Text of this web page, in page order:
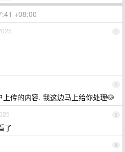
+08:00
1
2
上传的内容, 我这边马上给你处理🐶
3
了
4